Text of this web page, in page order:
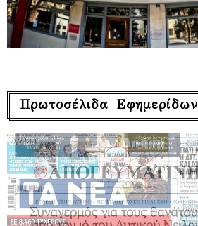
Πρωτοσέλιδα Εφημερίδων